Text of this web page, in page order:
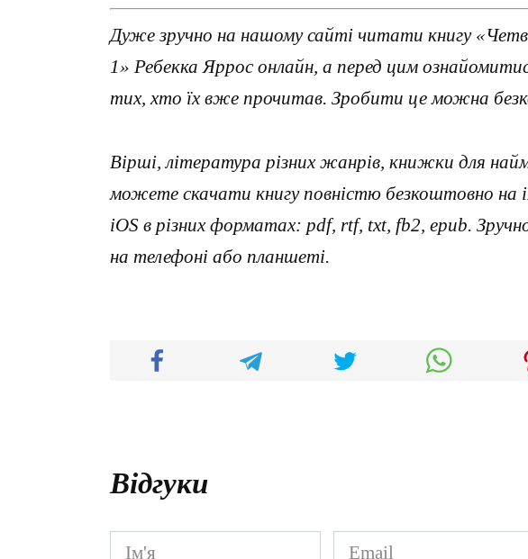
Дуже зручно на нашому сайті читати книгу
1» Ребекка Яррос онлайн, а перед цим
тих, хто їх вже прочитав. Зробити це можна
Вірші, література різних жанрів, книжки для
можете скачати книгу повністю безкоштовно
iOS в різних форматах: pdf, rtf, txt, fb2, epub.
на телефоні або планшеті.
Відгуки
Ім'я
Email